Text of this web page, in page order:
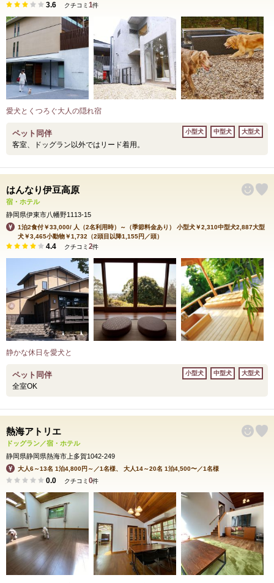
3.6 クチコミ 1件
愛犬とくつろぐ大人の隠れ宿
ペット同伴
客室、ドッグラン以外ではリード着用。
小型犬 中型犬 大型犬
はんなり伊豆高原
宿・ホテル
静岡県伊東市八幡野1113-15
1泊2食付￥33,000/ 人（2名利用時）～（季節料金あり） 小型犬￥2,310中型犬2,887大型
犬￥3,465小動物￥1,732（2頭目以降1,155円／頭）
4.4 クチコミ 2件
静かな休日を愛犬と
ペット同伴
全室OK
小型犬 中型犬 大型犬
熱海アトリエ
ドッグラン／宿・ホテル
静岡県静岡県熱海市上多賀1042-249
大人6～13名 1泊4,800円～／1名様、 大人14～20名 1泊4,500〜／1名様
0.0 クチコミ 0件